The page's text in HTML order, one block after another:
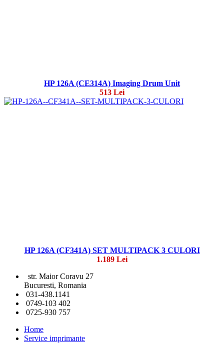
HP 126A (CE314A) Imaging Drum Unit
513 Lei
HP 126A (CF341A) SET MULTIPACK 3 CULORI
1.189 Lei
str. Maior Coravu 27
Bucuresti, Romania
031-438.1141
0749-103 402
0725-930 757
Home
Service imprimante